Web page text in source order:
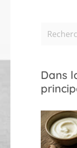
Dans